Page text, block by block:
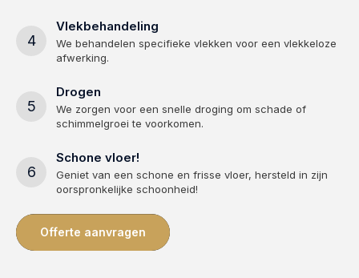
4
Vlekbehandeling
We behandelen specifieke vlekken voor een vlekkeloze
afwerking.
5
Drogen
We zorgen voor een snelle droging om schade of
schimmelgroei te voorkomen.
6
Schone vloer!
Geniet van een schone en frisse vloer, hersteld in zijn
oorspronkelijke schoonheid!
Offerte aanvragen